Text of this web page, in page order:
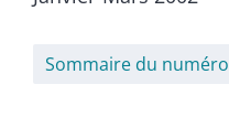
Sommaire du numéro